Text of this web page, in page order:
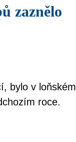
bylo v loňském
roce.